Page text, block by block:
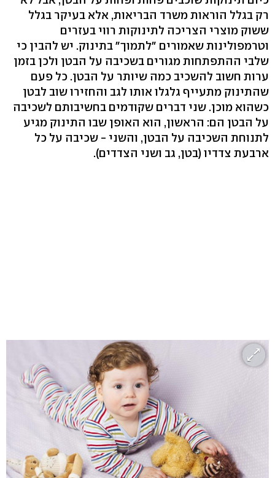
רק בגלל הוראות משרד הבריאות, אלא בעיקר בגלל
ששוק מוצרי הצריכה לתינוקות רווי בעזרים
וטרמפולינות שאמורים "לתמוך" בתינוק. יש להבין כי
שלבי ההתפתחות מגורים בשכיבה על הבטן ולכן בזמן
ערות חשוב להשכיב כמה שיותר על הבטן. כל פעם
שהתינוק מתעייף גלגלו אותו לגב והחזירו שוב לבטן
כשהוא מוכן. שני דברים שקודמים בחשיבותם לשכיבה
על הבטן הם: הראשון, הוא האופן שבו התינוק מגיע
לתנוחת השכיבה על הבטן, והשני - שכיבה על כל
ארבעת צדדיו (בטן, גב ושני הצדדים).